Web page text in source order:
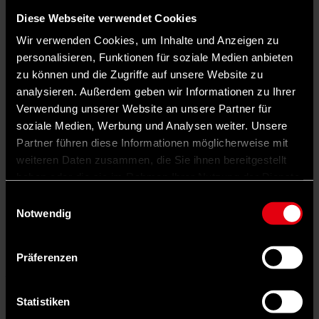
Diese Webseite verwendet Cookies
Wir verwenden Cookies, um Inhalte und Anzeigen zu
personalisieren, Funktionen für soziale Medien anbieten
zu können und die Zugriffe auf unsere Website zu
analysieren. Außerdem geben wir Informationen zu Ihrer
Verwendung unserer Website an unsere Partner für
soziale Medien, Werbung und Analysen weiter. Unsere
Partner führen diese Informationen möglicherweise mit
weiteren Daten zusammen, die Sie ihnen bereitgestellt
Notwendig
Präferenzen
Statistiken
Sicherheitsauflagen bringen Vereinsvorstände gehörig ins Schwitzen
kalkulieren. Ohne externe Dienstleister sind mittlerweile sämtliche
Vorschriften kaum einzuhalten. Seit die Terrorgefahr wächst, muss
zumindest in größeren Städten Wachpersonal bezahlt werden. Der